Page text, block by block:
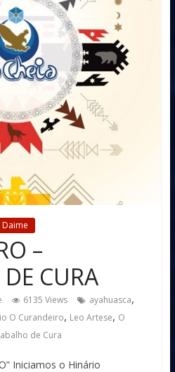
Daime
–
CURA
6135 Views ayahuasca,
O Curandeiro, Leo Artese, O
de Cura
Iniciamos o Hinário